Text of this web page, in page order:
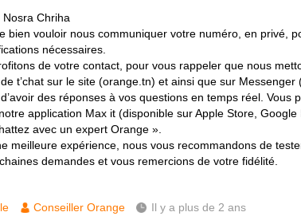
Nosra Chriha
bien vouloir nous communiquer votre numéro, en privé,
nécessaires.
de votre contact, pour vous rappeler que nous
t’chat sur le site (orange.tn) et ainsi que sur
des réponses à vos questions en temps réel. Vous
application Max it (disponible sur Apple Store,
avec un expert Orange ».
meilleure expérience, nous vous recommandons de
demandes et vous remercions de votre fidélité.
Conseiller Orange Il y a plus de 2 ans